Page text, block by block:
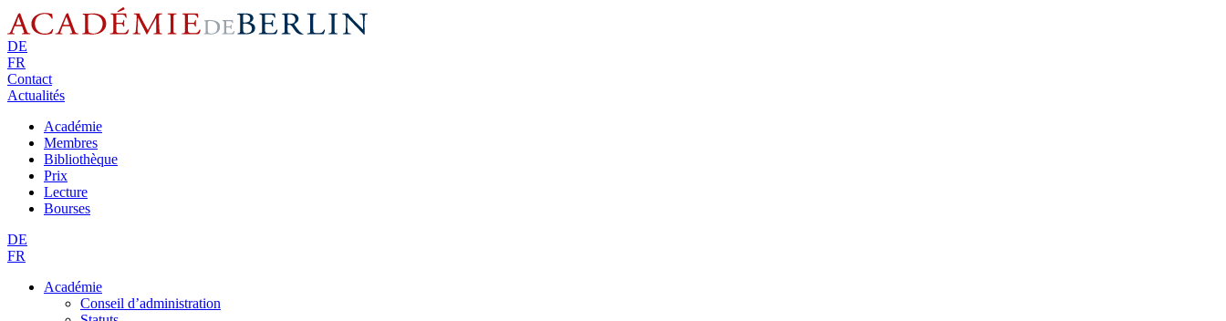
DE
FR
Contact
Actualités
Académie
Membres
Bibliothèque
Prix
Lecture
Bourses
DE
FR
Académie
Conseil d’administration